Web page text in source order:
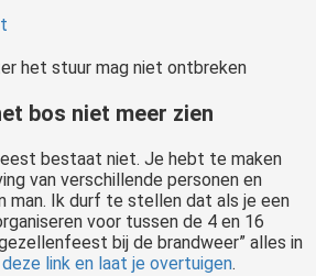
het stuur mag niet ontbreken
bos niet meer zien
bestaat niet. Je hebt te maken
van verschillende personen en
man. Ik durf te stellen dat als je een
voor tussen de 4 en 16
bij de brandweer” alles in
link en laat je overtuigen.